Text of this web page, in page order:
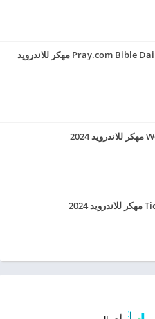
تحميل تطبيق Pray.com Bible Daily Prayer مهكر للاندرويد